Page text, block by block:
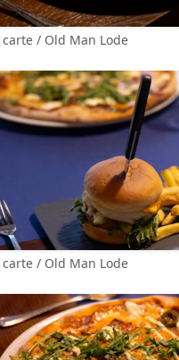
carte / Old Man Lode
carte / Old Man Lode